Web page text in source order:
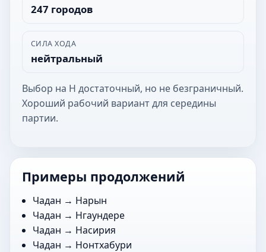
247 городов
СИЛА ХОДА
нейтральный
Выбор на Н достаточный, но не безграничный.
Хороший рабочий вариант для середины
партии.
Примеры продолжений
Чадан → Нарын
Чадан → Нгаундере
Чадан → Насирия
Чадан → Нонтхабури